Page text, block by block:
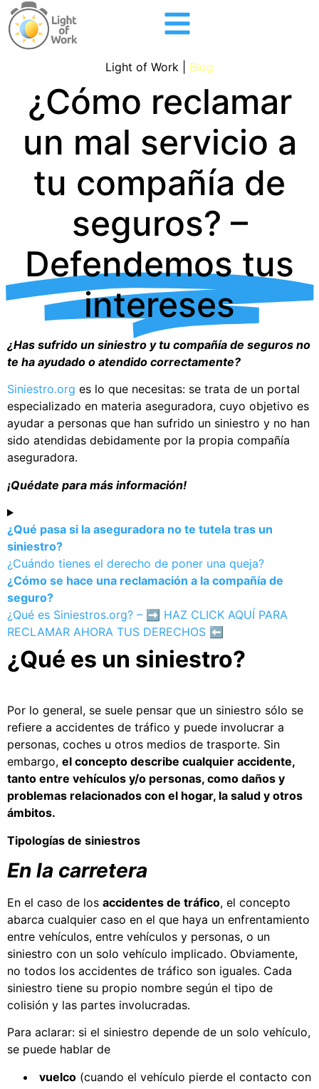
Light of Work | Blog
¿Cómo reclamar
un mal servicio a
tu compañía de
seguros? –
Defendemos tus
intereses
¿Has sufrido un siniestro y tu compañía de seguros no
te ha ayudado o atendido correctamente?
Siniestro.org es lo que necesitas: se trata de un portal
especializado en materia aseguradora, cuyo objetivo es
ayudar a personas que han sufrido un siniestro y no han
sido atendidas debidamente por la propia compañía
aseguradora.
¡Quédate para más información!
¿Qué pasa si la aseguradora no te tutela tras un
siniestro?
¿Cuándo tienes el derecho de poner una queja?
¿Cómo se hace una reclamación a la compañía de
seguro?
¿Qué es Siniestros.org? – ➡️ HAZ CLICK AQUÍ PARA
RECLAMAR AHORA TUS DERECHOS ⬅️
¿Qué es un siniestro?
Por lo general, se suele pensar que un siniestro sólo se
refiere a accidentes de tráfico y puede involucrar a
personas, coches u otros medios de trasporte. Sin
embargo, el concepto describe cualquier accidente,
tanto entre vehículos y/o personas, como daños y
problemas relacionados con el hogar, la salud y otros
ámbitos.
Tipologías de siniestros
En la carretera
En el caso de los accidentes de tráfico, el concepto
abarca cualquier caso en el que haya un enfrentamiento
entre vehículos, entre vehículos y personas, o un
siniestro con un solo vehículo implicado. Obviamente,
no todos los accidentes de tráfico son iguales. Cada
siniestro tiene su propio nombre según el tipo de
colisión y las partes involucradas.
Para aclarar: si el siniestro depende de un solo vehículo,
se puede hablar de
vuelco (cuando el vehículo pierde el contacto con